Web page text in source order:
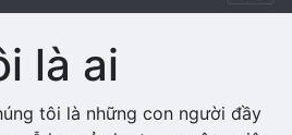
là ai
tôi là những con người đầy